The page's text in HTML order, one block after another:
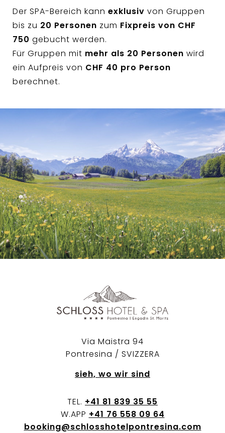
Der SPA-Bereich kann exklusiv von Gruppen
bis zu 20 Personen zum Fixpreis von CHF
750 gebucht werden.
Für Gruppen mit mehr als 20 Personen wird
ein Aufpreis von CHF 40 pro Person
berechnet.
Via Maistra 94
Pontresina / SVIZZERA
sieh, wo wir sind
TEL. +41 81 839 35 55
W.APP +41 76 558 09 64
booking@schlosshotelpontresina.com